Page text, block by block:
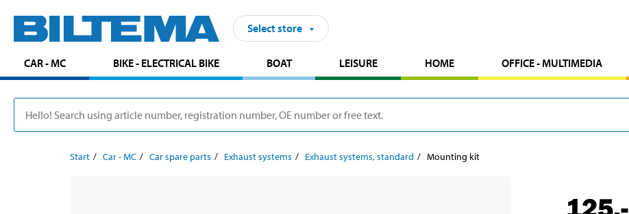
Select store
CAR - MC BIKE - ELECTRICAL BIKE BOAT LEISURE HOME OFFICE - MULTIMEDIA
Start Car - MC Car spare parts Exhaust systems Exhaust systems, standard Mounting kit
125,-